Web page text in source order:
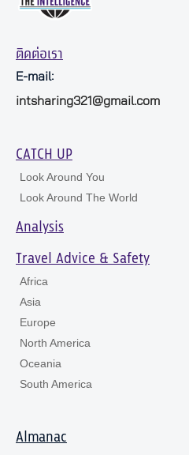
ติดต่อเรา
E-mail:
intsharing321@gmail.com
CATCH UP
Look Around You
Look Around The World
Analysis
Travel Advice & Safety
Africa
Asia
Europe
North America
Oceania
South America
Almanac